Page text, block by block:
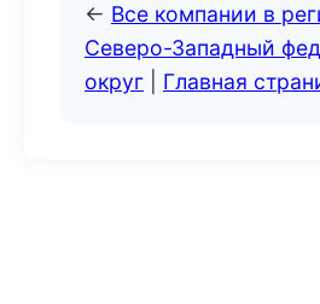
← Все компании в
Северо-Западный
округ
Главная